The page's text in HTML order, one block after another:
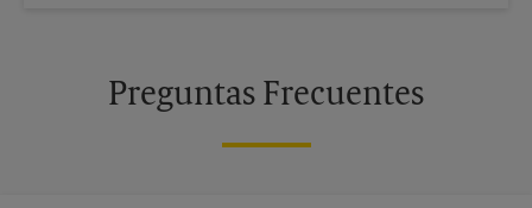
Preguntas Frecuentes